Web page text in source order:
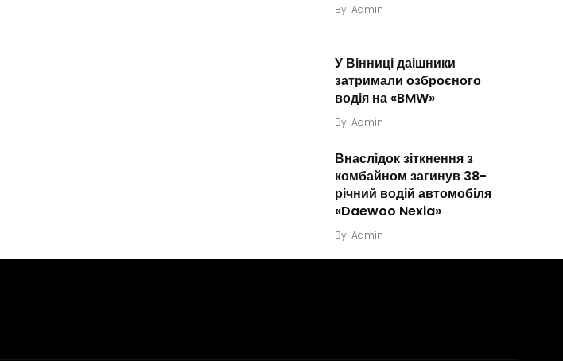
By Admin
У Вінниці даішники
затримали озброєного
водія на «BMW»
By Admin
Внаслідок зіткнення з
комбайном загинув 38-
річний водій автомобіля
«Daewoo Nexia»
By Admin